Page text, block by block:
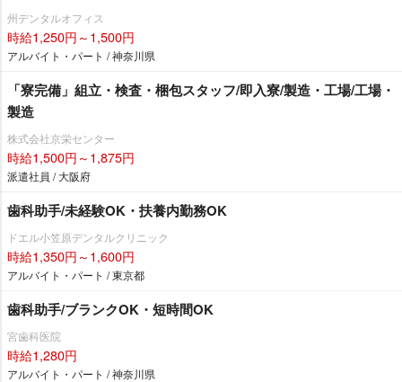
州デンタルオフィス
時給1,250円～1,500円
アルバイト・パート / 神奈川県
「寮完備」組立・検査・梱包スタッフ/即入寮/製造・工場/工場・
製造
株式会社京栄センター
時給1,500円～1,875円
派遣社員 / 大阪府
歯科助手/未経験OK・扶養内勤務OK
ドエル小笠原デンタルクリニック
時給1,350円～1,600円
アルバイト・パート / 東京都
歯科助手/ブランクOK・短時間OK
宮歯科医院
時給1,280円
アルバイト・パート / 神奈川県